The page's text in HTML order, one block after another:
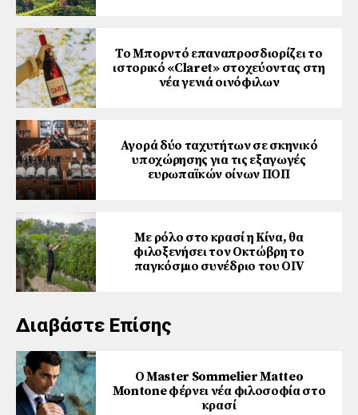
Το Μπορντό επαναπροσδιορίζει το
ιστορικό «Claret» στοχεύοντας στη
νέα γενιά οινόφιλων
Αγορά δύο ταχυτήτων σε σκηνικό
υποχώρησης για τις εξαγωγές
ευρωπαϊκών οίνων ΠΟΠ
Με ρόλο στο κρασί η Κίνα, θα
φιλοξενήσει τον Οκτώβρη το
παγκόσμιο συνέδριο του ΟΙV
Διαβάστε Επίσης
Ο Master Sommelier Matteo
Montone φέρνει νέα φιλοσοφία στο
κρασί